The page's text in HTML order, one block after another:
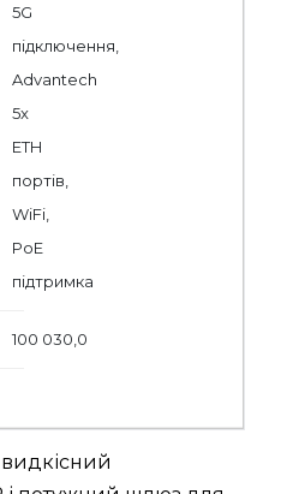
5G
підключення,
Advantech
5x
ETH
портів,
WiFi,
PoE
підтримка
100 030,0